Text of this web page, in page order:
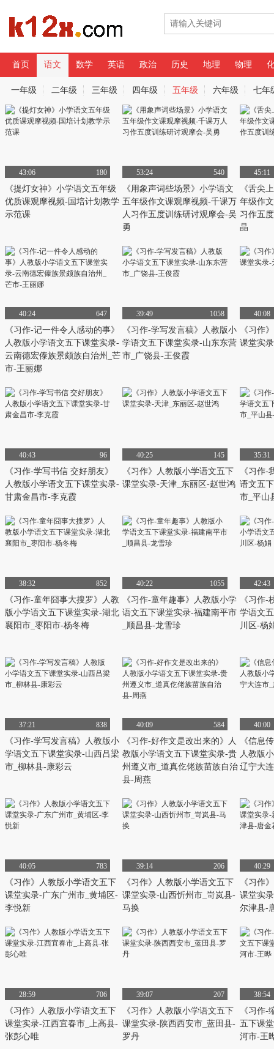
首页 语文 数学 英语 政治 历史 地理 物理
专辑
一年级 二年级 三年级 四年级 五年级 六年级 七年
语文名师课堂 视频筛选
43:06 180
《提灯女神》小学语文五年级
优质课观摩视频-国培计划教学
示范课
53:24 540
《用象声词些场景》小学语文
五年级作文课观摩视频-千课万
人习作五度训练研讨观摩会-吴
勇
45:11
《舌尖
年级作
习作五
晶
40:24 647
《习作-记一件令人感动的事》
人教版小学语文五下课堂实录-
云南德宏傣族景颇族自治州_芒
市-王丽娜
39:49 1058
《习作-学写发言稿》人教版小
学语文五下课堂实录-山东东营
市_广饶县-王俊霞
40:08
《习作
课堂实
40:43 96
《习作-学写书信 交好朋友》
人教版小学语文五下课堂实录-
甘肃金昌市-李克霞
40:25 145
《习作》人教版小学语文五下
课堂实录-天津_东丽区-赵世鸿
35:31
《习作-
语文五
市_平山
38:32 852
《习作-童年囧事大搜罗》人教
版小学语文五下课堂实录-湖北
襄阳市_枣阳市-杨冬梅
40:22 1055
《习作-童年趣事》人教版小学
语文五下课堂实录-福建南平市
_顺昌县-龙雪珍
42:43
《习作-
学语文
川区-杨
37:21 838
《习作-学写发言稿》人教版小
学语文五下课堂实录-山西吕梁
市_柳林县-康彩云
40:09 584
《习作-好作文是改出来的》人
教版小学语文五下课堂实录-贵
州遵义市_道真仡佬族苗族自治
县-周燕
40:00
《信息
人教版
辽宁大
40:05 783
《习作》人教版小学语文五下
课堂实录-广东广州市_黄埔区-
李悦新
39:14 206
《习作》人教版小学语文五下
课堂实录-山西忻州市_岢岚县-
马换
40:29
《习作
课堂实
尔津县-
28:59 706
《习作》人教版小学语文五下
课堂实录-江西宜春市_上高县-
张彭心唯
39:07 207
《习作》人教版小学语文五下
课堂实录-陕西西安市_蓝田县-
罗丹
38:54
《习作-
五下课
河市-王